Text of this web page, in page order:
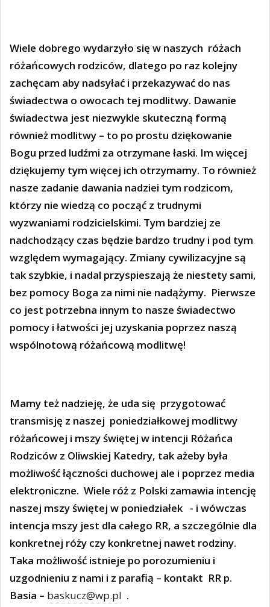
Wiele dobrego wydarzyło się w naszych różach
różańcowych rodziców, dlatego po raz kolejny
zachęcam aby nadsyłać i przekazywać do nas
świadectwa o owocach tej modlitwy. Dawanie
świadectwa jest niezwykle skuteczną formą
również modlitwy – to po prostu dziękowanie
Bogu przed ludźmi za otrzymane łaski. Im więcej
dziękujemy tym więcej ich otrzymamy. To również
nasze zadanie dawania nadziei tym rodzicom,
którzy nie wiedzą co począć z trudnymi
wyzwaniami rodzicielskimi. Tym bardziej ze
nadchodzący czas będzie bardzo trudny i pod tym
względem wymagający. Zmiany cywilizacyjne są
tak szybkie, i nadal przyspieszają że niestety sami,
bez pomocy Boga za nimi nie nadążymy. Pierwsze
co jest potrzebna innym to nasze świadectwo
pomocy i łatwości jej uzyskania poprzez naszą
wspólnotową różańcową modlitwę!
Mamy też nadzieję, że uda się przygotować
transmisję z naszej poniedziałkowej modlitwy
różańcowej i mszy świętej w intencji Różańca
Rodziców z Oliwskiej Katedry, tak ażeby była
możliwość łączności duchowej ale i poprzez media
elektroniczne. Wiele róż z Polski zamawia intencję
naszej mszy świętej w poniedziałek - i wówczas
intencja mszy jest dla całego RR, a szczególnie dla
konkretnej róży czy konkretnej nawet rodziny.
Taka możliwość istnieje po porozumieniu i
uzgodnieniu z nami i z parafią – kontakt RR p.
Basia – baskucz@wp.pl .